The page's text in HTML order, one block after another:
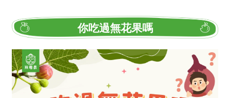
你吃過無花果嗎